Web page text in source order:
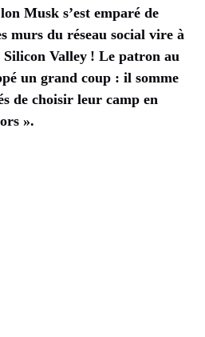
Musk s’est emparé de
murs du réseau social vire à
Valley ! Le patron au
un grand coup : il somme
de choisir leur camp en
».